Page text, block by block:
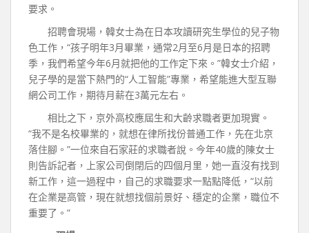
要求。
招聘會現場，韓女士為在日本攻讀研究生學位的兒子物
色工作，“孩子明年3月畢業，通常2月至6月是日本的招聘
季，我們希望今年6月就把他的工作定下來。”韓女士介紹，
兒子學的是當下熱門的“人工智能”專業，希望能進大型互聯
網公司工作，期待月薪在3萬元左右。
相比之下，京外高校應屆生和大齡求職者更加現實。
“我不是名校畢業的，就想在律所找份普通工作，先在北京
落住腳。”一位來自石家莊的求職者說。今年40歲的陳女士
則告訴記者，上家公司倒閉后的四個月里，她一直沒有找到
新工作，這一過程中，自己的求職要求一點點降低，“以前
在企業是高管，現在就想找個前景好、穩定的企業，職位不
重要了。”